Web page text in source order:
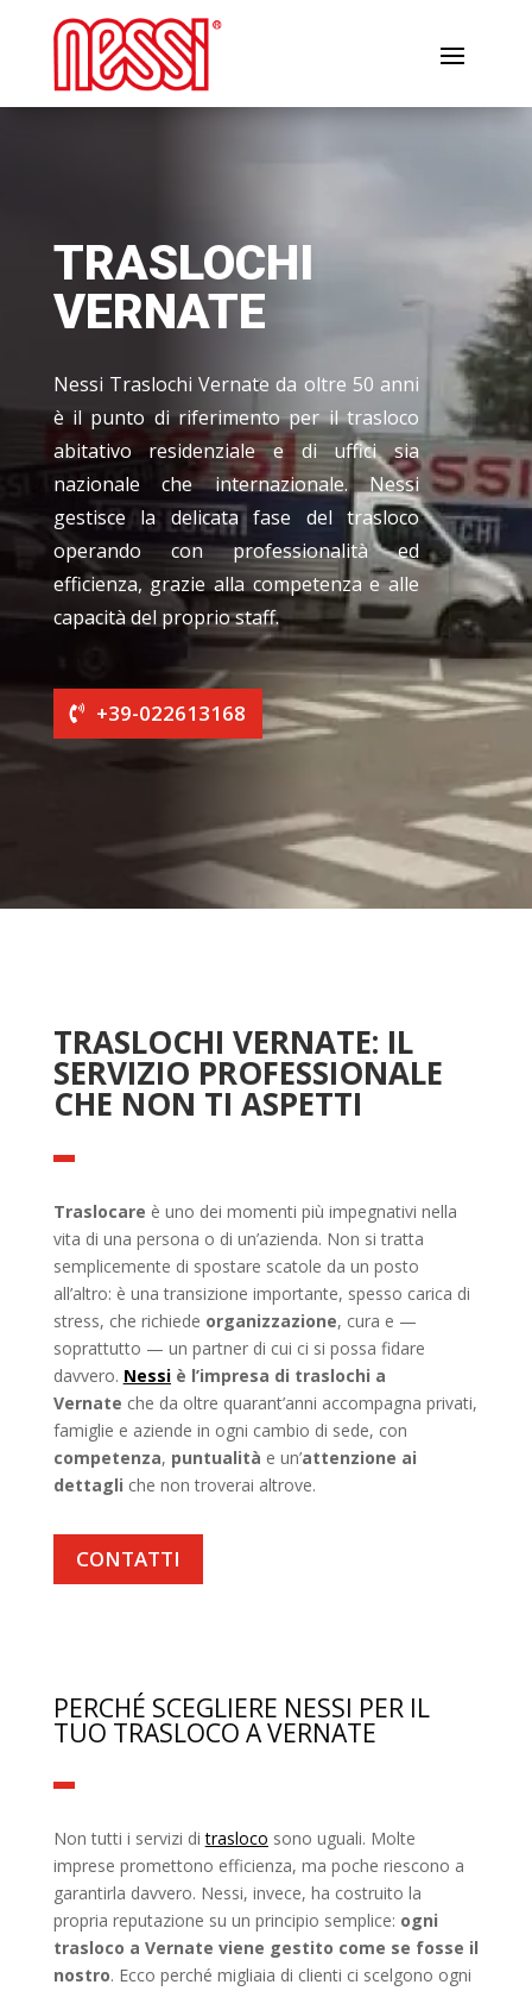
TRASLOCHI
VERNATE
Nessi Traslochi Vernate da oltre 50 anni
è il punto di riferimento per il trasloco
abitativo residenziale e di uffici sia
nazionale che internazionale. Nessi
gestisce la delicata fase del trasloco
operando con professionalità ed
efficienza, grazie alla competenza e alle
capacità del proprio staff.
+39-022613168
TRASLOCHI VERNATE: IL
SERVIZIO PROFESSIONALE
CHE NON TI ASPETTI
Traslocare è uno dei momenti più impegnativi nella
vita di una persona o di un’azienda. Non si tratta
semplicemente di spostare scatole da un posto
all’altro: è una transizione importante, spesso carica di
stress, che richiede organizzazione, cura e —
soprattutto — un partner di cui ci si possa fidare
davvero. Nessiè l’impresa di traslochi a
Vernate che da oltre quarant’anni accompagna privati,
famiglie e aziende in ogni cambio di sede, con
competenza, puntualità e un’attenzione ai
dettagli che non troverai altrove.
CONTATTI
PERCHÉ SCEGLIERE NESSI PER IL
TUO TRASLOCO A VERNATE
Non tutti i servizi ditrasloco sono uguali. Molte
imprese promettono efficienza, ma poche riescono a
garantirla davvero. Nessi, invece, ha costruito la
propria reputazione su un principio semplice: ogni
trasloco a Vernate viene gestito come se fosse il
nostro. Ecco perché migliaia di clienti ci scelgono ogni